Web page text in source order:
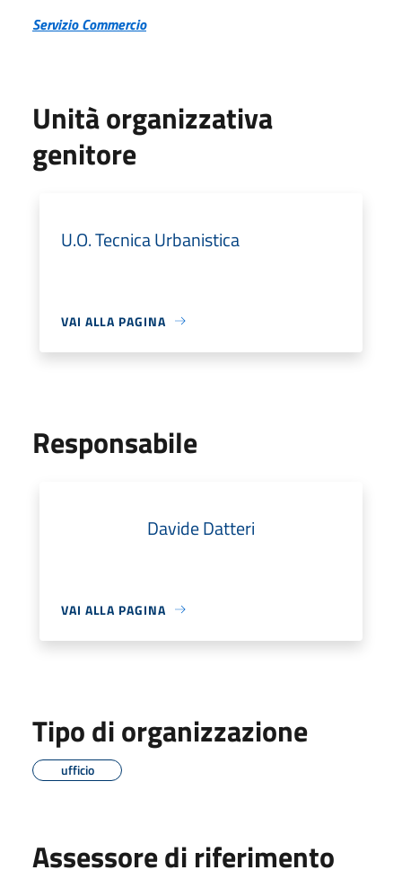
Servizio Commercio
Unità organizzativa
genitore
U.O. Tecnica Urbanistica
VAI ALLA PAGINA
Responsabile
Davide Datteri
VAI ALLA PAGINA
Tipo di organizzazione
ufficio
Assessore di riferimento